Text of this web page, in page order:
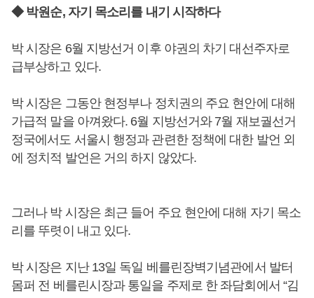
◆ 박원순, 자기 목소리를 내기 시작하다
박 시장은 6월 지방선거 이후 야권의 차기 대선주자로
급부상하고 있다.
박 시장은 그동안 현정부나 정치권의 주요 현안에 대해
가급적 말을 아껴왔다. 6월 지방선거와 7월 재보궐선거
정국에서도 서울시 행정과 관련한 정책에 대한 발언 외
에 정치적 발언은 거의 하지 않았다.
그러나 박 시장은 최근 들어 주요 현안에 대해 자기 목소
리를 뚜렷이 내고 있다.
박 시장은 지난 13일 독일 베를린장벽기념관에서 발터
몸퍼 전 베를린시장과 통일을 주제로 한 좌담회에서 “김